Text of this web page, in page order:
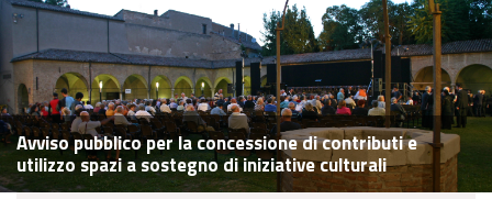
Avviso pubblico per la concessione di contributi e
utilizzo spazi a sostegno di iniziative culturali